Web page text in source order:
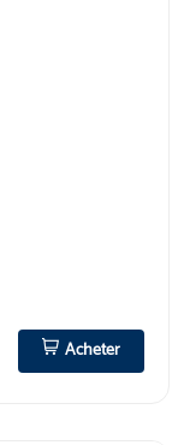
Acheter